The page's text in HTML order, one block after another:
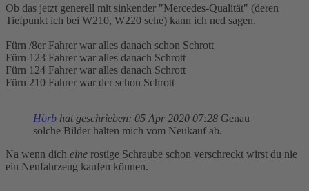
Ob das jetzt generell mit sinkender "Mercedes-Qualität" (deren
Tiefpunkt ich bei W210, W220 sehe) kann ich ned sagen.
Fürn /8er Fahrer war alles danach schon Schrott
Fürn 123 Fahrer war alles danach Schrott
Fürn 124 Fahrer war alles danach Schrott
Fürn 210 Fahrer war der schon Schrott
Hörb hat geschrieben: 05 Apr 2020 07:28 Genau
solche Bilder halten mich vom Neukauf ab.
Na wenn dich eine rostige Schraube schon verschreckt wirst du nie
ein Neufahrzeug kaufen können.